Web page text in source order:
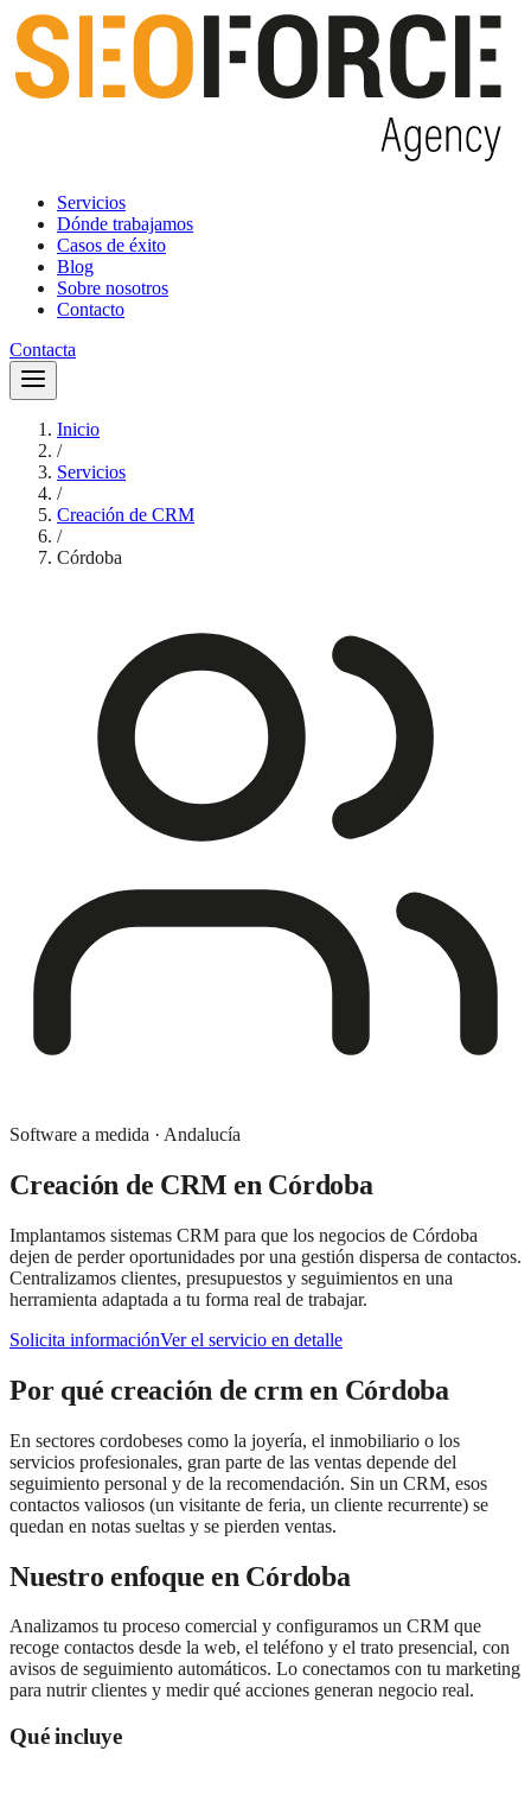
Servicios
Dónde trabajamos
Casos de éxito
Blog
Sobre nosotros
Contacto
Contacta
Inicio
/
Servicios
/
Creación de CRM
/
Córdoba
Software a medida · Andalucía
Creación de CRM en Córdoba
Implantamos sistemas CRM para que los negocios de Córdoba
dejen de perder oportunidades por una gestión dispersa de contactos.
Centralizamos clientes, presupuestos y seguimientos en una
herramienta adaptada a tu forma real de trabajar.
Solicita informaciónVer el servicio en detalle
Por quécreación de crm en Córdoba
En sectores cordobeses como la joyería, el inmobiliario o los
servicios profesionales, gran parte de las ventas depende del
seguimiento personal y de la recomendación. Sin un CRM, esos
contactos valiosos (un visitante de feria, un cliente recurrente) se
quedan en notas sueltas y se pierden ventas.
Nuestro enfoque en Córdoba
Analizamos tu proceso comercial y configuramos un CRM que
recoge contactos desde la web, el teléfono y el trato presencial, con
avisos de seguimiento automáticos. Lo conectamos con tu marketing
para nutrir clientes y medir qué acciones generan negocio real.
Qué incluye